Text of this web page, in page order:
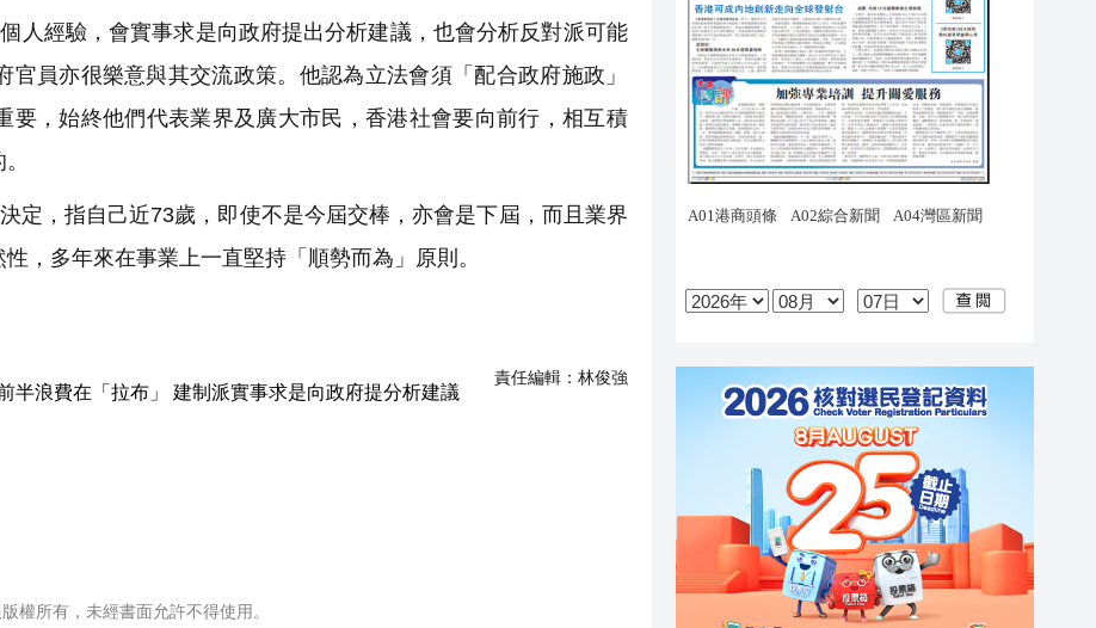
人經驗，會實事求是向政府提出分析建議， 也會分析反對派可能
官員亦很樂意與其交流政策。他認為立法會須「 配合政府施政」
要，始終他們代表業界及廣大市民，香港社會要向前行，相互積
定，指自己近73歲， 即使不是今屆交棒，亦會是下屆，而且業界
，多年來在事業上一直堅持「 順勢而為」原則。
責任編輯： 林俊強
權所有，未經書面允許不得使用。